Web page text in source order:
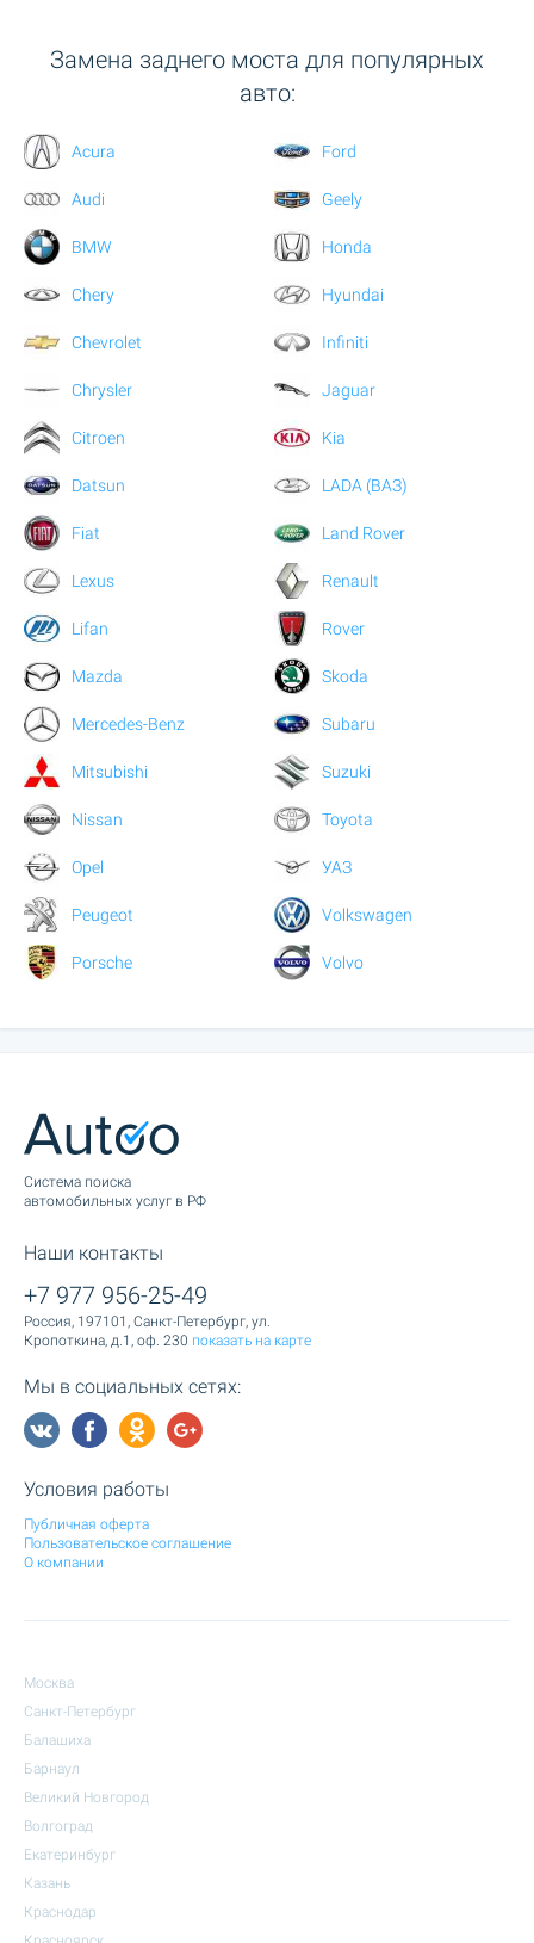
Замена заднего моста для популярных
авто:
Acura
Audi
BMW
Chery
Chevrolet
Chrysler
Citroen
Datsun
Fiat
Ford
Geely
Honda
Hyundai
Infiniti
Jaguar
Kia
LADA (ВАЗ)
Land Rover
Lexus
Lifan
Mazda
Mercedes-Benz
Mitsubishi
Nissan
Opel
Peugeot
Porsche
Renault
Rover
Skoda
Subaru
Suzuki
Toyota
УАЗ
Volkswagen
Volvo
Cистема поиска
автомобильных услуг в РФ
Наши контакты
+7 977 956-25-49
Россия, 197101, Санкт-Петербург, ул.
Кропоткина, д.1, оф. 230 показать на карте
Мы в социальных сетях:
Условия работы
Публичная оферта
Пользовательское соглашение
О компании
Москва
Санкт-Петербург
Балашиха
Барнаул
Великий Новгород
Волгоград
Екатеринбург
Казань
Краснодар